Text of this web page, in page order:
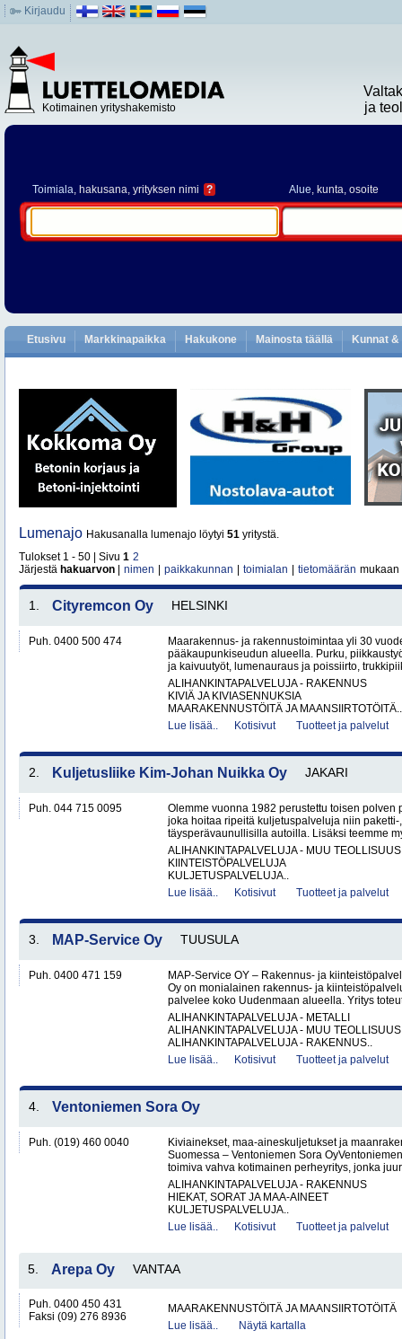
Kirjaudu
Kotimainen yrityshakemisto
ja
Toimiala, hakusana, yrityksen nimi ? Alue, kunta, osoite
Etusivu Markkinapaikka Hakukone Mainosta täällä Kunnat
Lumenajo Hakusanalla lumenajo löytyi 51 yritystä.
Tulokset 1 - 50 | Sivu 1 2
Järjestä hakuarvon nimen paikkakunnan toimialan tietomäärän mukaan
1. Cityremcon Oy HELSINKI
Puh. 0400 500 474
Maarakennus- ja rakennustoimintaa yli 30
pääkaupunkiseudun alueella. Purku,
ja kaivuutyöt, lumenauraus ja poissiirto,
ALIHANKINTAPALVELUJA - RAKENNUS
KIVIÄ JA KIVIASENNUKSIA
MAARAKENNUSTÖITÄ JA MAANSIIRTOTÖITÄ..
Lue lisää..
Kotisivut Tuotteet ja palvelut
2. Kuljetusliike Kim-Johan Nuikka Oy JAKARI
Puh. 044 715 0095
Olemme vuonna 1982 perustettu toisen polven
joka hoitaa ripeitä kuljetuspalveluja niin
täysperävaunullisilla autoilla. Lisäksi teemme
ALIHANKINTAPALVELUJA - MUU TEOLLISUUS
KIINTEISTÖPALVELUJA
KULJETUSPALVELUJA..
Lue lisää..
Kotisivut Tuotteet ja palvelut
3. MAP-Service Oy TUUSULA
Puh. 0400 471 159
MAP-Service OY – Rakennus- ja
Oy on monialainen rakennus- ja
palvelee koko Uudenmaan alueella. Yritys
ALIHANKINTAPALVELUJA - METALLI
ALIHANKINTAPALVELUJA - MUU TEOLLISUUS
ALIHANKINTAPALVELUJA - RAKENNUS..
Lue lisää..
Kotisivut Tuotteet ja palvelut
4. Ventoniemen Sora Oy
Puh. (019) 460 0040
Kiviainekset, maa-aineskuljetukset ja
Suomessa – Ventoniemen Sora
toimiva vahva kotimainen perheyritys, jonka
ALIHANKINTAPALVELUJA - RAKENNUS
HIEKAT, SORAT JA MAA-AINEET
KULJETUSPALVELUJA..
Lue lisää..
Kotisivut Tuotteet ja palvelut
5. Arepa Oy VANTAA
Puh. 0400 450 431
Faksi (09) 276 8936
MAARAKENNUSTÖITÄ JA MAANSIIRTOTÖITÄ
Lue lisää..
Näytä kartalla